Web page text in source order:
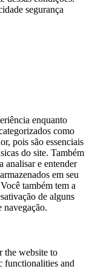
segurança
enquanto
como
pois são essenciais
do site. Também
analisar e entender
em seu
também tem a
de alguns
navegação.
the website to
functionalities and